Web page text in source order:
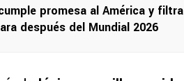
promesa al América y
después del Mundial 2026